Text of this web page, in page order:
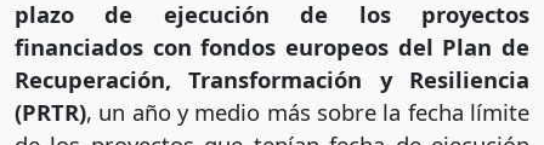
plazo de ejecución de los proyectos
financiados con fondos europeos del Plan de
Recuperación, Transformación y Resiliencia
(PRTR), un año y medio más sobre la fecha límite